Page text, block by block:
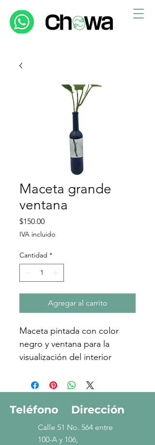
Maceta grande
ventana
$150.00Precio
IVA incluido
Cantidad *
Agregar al carrito
Maceta pintada con color
negro y ventana para la
visualización del interior
Teléfono Dirección
Calle 51 No. 564 entre
100-A y 106,